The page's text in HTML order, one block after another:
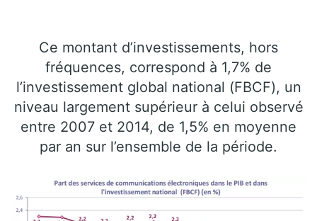
Ce montant d’investissements, hors
fréquences, correspond à 1,7% de
l’investissement global national (FBCF), un
niveau largement supérieur à celui observé
entre 2007 et 2014, de 1,5% en moyenne
par an sur l’ensemble de la période.